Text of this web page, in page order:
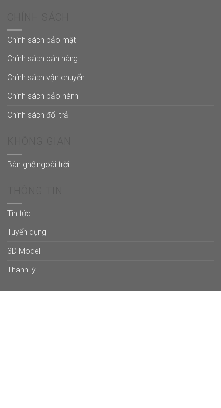
Chính sách bảo mật
Chính sách bán hàng
Chính sách vận chuyển
Chính sách bảo hành
Chính sách đổi trả
Bàn ghế ngoài trời
Tin tức
Tuyển dụng
3D Model
Thanh lý